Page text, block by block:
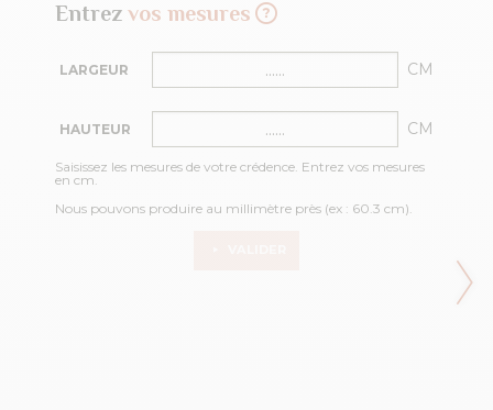
Entrez vos mesures
LARGEUR CM
HAUTEUR CM
Saisissez les mesures de votre crédence. Entrez vos mesures
en cm.
Nous pouvons produire au millimètre près (ex : 60.3 cm).